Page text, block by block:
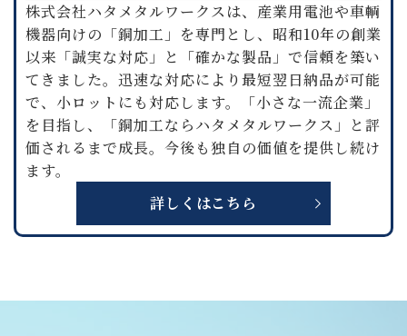
株式会社ハタメタルワークスは、産業用電池や車輌
機器向けの「銅加工」を専門とし、昭和10年の創業
以来「誠実な対応」と「確かな製品」で信頼を築い
てきました。迅速な対応により最短翌日納品が可能
で、小ロットにも対応します。「小さな一流企業」
を目指し、「銅加工ならハタメタルワークス」と評
価されるまで成長。今後も独自の価値を提供し続け
ます。
詳しくはこちら